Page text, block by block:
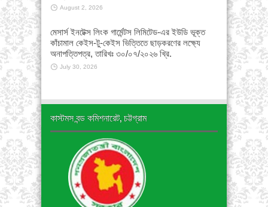
August 2, 2026
মেসার্স ইনটেক্স লিংক গার্মেন্টস লিমিটেড-এর ইউডি ভূক্ত
কাঁচামাল কেইস-টু-কেইস ভিত্তিতে ছাড়করণের লক্ষ্যে
অনাপত্তিপত্র, তারিখঃ ৩০/০৭/২০২৬ খ্রি.
July 30, 2026
কাস্টমস বন্ড কমিশনারেট, চট্টগ্রাম